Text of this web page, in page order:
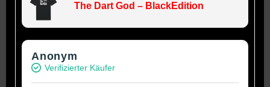
The Dart God – BlackEdition
Anonym
Verifizierter Käufer